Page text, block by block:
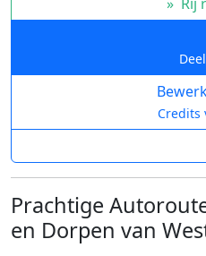
Deel
Credits
Prachtige
en Dorpen van